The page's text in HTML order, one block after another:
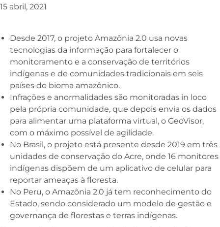
15 abril, 2021
Desde 2017, o projeto Amazônia 2.0 usa novas
tecnologias da informação para fortalecer o
monitoramento e a conservação de territórios
indígenas e de comunidades tradicionais em seis
países do bioma amazônico.
Infrações e anormalidades são monitoradas in loco
pela própria comunidade, que depois envia os dados
para alimentar uma plataforma virtual, o GeoVisor,
com o máximo possível de agilidade.
No Brasil, o projeto está presente desde 2019 em três
unidades de conservação do Acre, onde 16 monitores
indígenas dispõem de um aplicativo de celular para
reportar ameaças à floresta.
No Peru, o Amazônia 2.0 já tem reconhecimento do
Estado, sendo considerado um modelo de gestão e
governança de florestas e terras indígenas.